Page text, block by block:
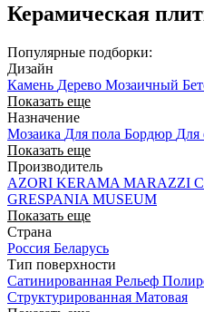
Керамическая
Популярные подборки:
Дизайн
Камень Дерево Мозаичный
Показать еще
Назначение
Мозаика Для пола Бордюр Для
Показать еще
Производитель
AZORI KERAMA MARAZZI
GRESPANIA MUSEUM
Показать еще
Страна
Россия Беларусь
Тип поверхности
Сатинированная Рельеф
Структурированная Матовая